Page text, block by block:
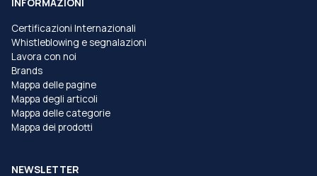
Certificazioni Internazionali
Whistleblowing e segnalazioni
Lavora con noi
Brands
Mappa delle pagine
Mappa degli articoli
Mappa delle categorie
Mappa dei prodotti
NEWSLETTER